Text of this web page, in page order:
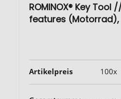
ROMINOX® Key Tool
features (Motorrad),
Artikelpreis 100x